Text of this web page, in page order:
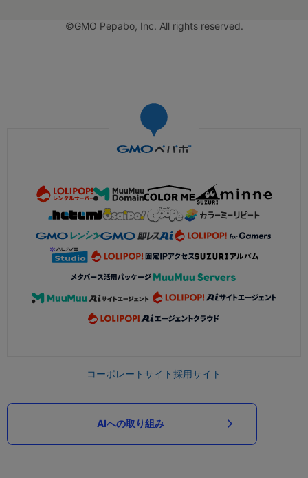
©GMO Pepabo, Inc. All rights reserved.
コーポレートサイト採用サイト
AIへの取り組み